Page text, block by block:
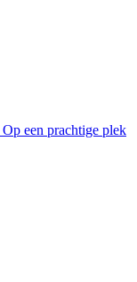
een prachtige plek